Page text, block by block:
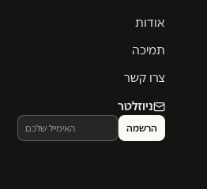
אודות
תמיכה
צרו קשר
ניוזלטר